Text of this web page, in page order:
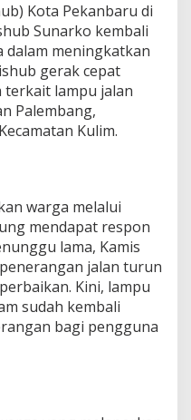
Kota Pekanbaru di
Sunarko kembali
meningkatkan
gerak cepat
lampu jalan
Palembang,
Kulim.
warga melalui
mendapat respon
lama, Kamis
jalan turun
Kini, lampu
sudah kembali
bagi pengguna